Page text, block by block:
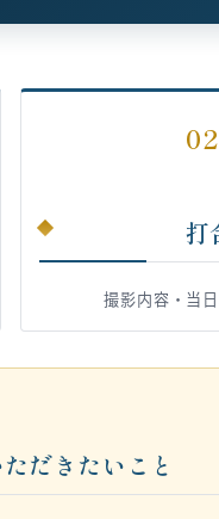
02
打
撮影内容・当
だきたいこと